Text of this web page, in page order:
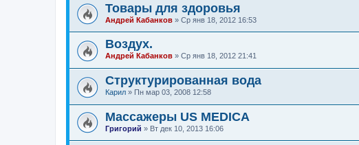
Товары для здоровья
Андрей Кабанков » Ср янв 18, 2012 16:53
Воздух.
Андрей Кабанков » Ср янв 18, 2012 21:41
Структурированная вода
Карил » Пн мар 03, 2008 12:58
Массажеры US MEDICA
Григорий » Вт дек 10, 2013 16:06